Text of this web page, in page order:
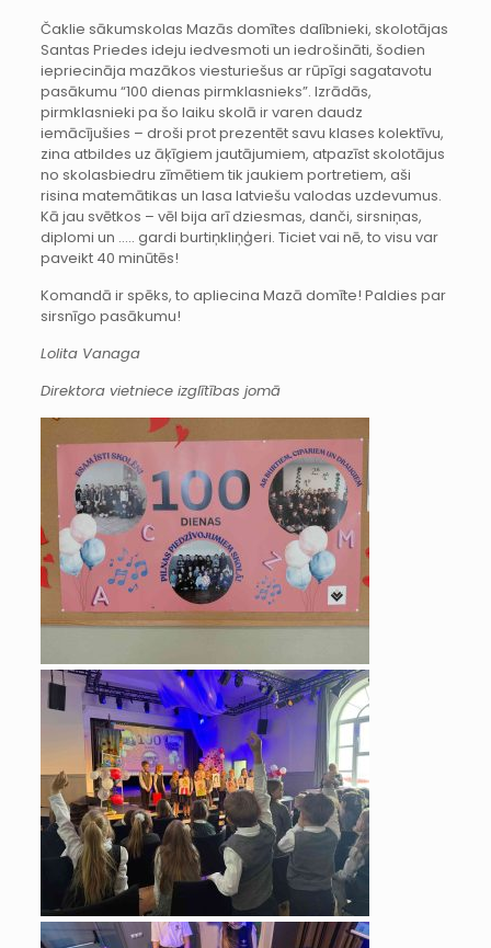
Čaklie sākumskolas Mazās domītes dalībnieki, skolotājas
Santas Priedes ideju iedvesmoti un iedrošināti, šodien
iepriecināja mazākos viesturiešus ar rūpīgi sagatavotu
pasākumu “100 dienas pirmklasnieks”. Izrādās,
pirmklasnieki pa šo laiku skolā ir varen daudz
iemācījušies – droši prot prezentēt savu klases kolektīvu,
zina atbildes uz āķīgiem jautājumiem, atpazīst skolotājus
no skolasbiedru zīmētiem tik jaukiem portretiem, aši
risina matemātikas un lasa latviešu valodas uzdevumus.
Kā jau svētkos – vēl bija arī dziesmas, danči, sirsniņas,
diplomi un ….. gardi burtiņkliņģeri. Ticiet vai nē, to visu var
paveikt 40 minūtēs!
Komandā ir spēks, to apliecina Mazā domīte! Paldies par
sirsnīgo pasākumu!
Lolita Vanaga
Direktora vietniece izglītības jomā